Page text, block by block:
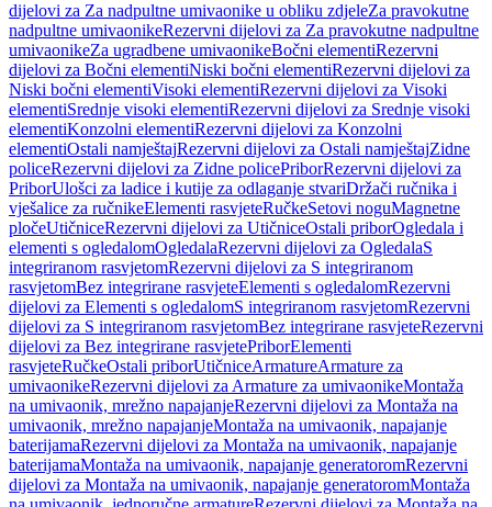
dijelovi za Za nadpultne umivaonike u obliku zdjeleZa pravokutne
nadpultne umivaonikeRezervni dijelovi za Za pravokutne nadpultne
umivaonikeZa ugradbene umivaonikeBočni elementiRezervni
dijelovi za Bočni elementiNiski bočni elementiRezervni dijelovi za
Niski bočni elementiVisoki elementiRezervni dijelovi za Visoki
elementiSrednje visoki elementiRezervni dijelovi za Srednje visoki
elementiKonzolni elementiRezervni dijelovi za Konzolni
elementiOstali namještajRezervni dijelovi za Ostali namještajZidne
policeRezervni dijelovi za Zidne policePriborRezervni dijelovi za
PriborUlošci za ladice i kutije za odlaganje stvariDržači ručnika i
vješalice za ručnikeElementi rasvjeteRučkeSetovi noguMagnetne
pločeUtičniceRezervni dijelovi za UtičniceOstali priborOgledala i
elementi s ogledalomOgledalaRezervni dijelovi za OgledalaS
integriranom rasvjetomRezervni dijelovi za S integriranom
rasvjetomBez integrirane rasvjeteElementi s ogledalomRezervni
dijelovi za Elementi s ogledalomS integriranom rasvjetomRezervni
dijelovi za S integriranom rasvjetomBez integrirane rasvjeteRezervni
dijelovi za Bez integrirane rasvjetePriborElementi
rasvjeteRučkeOstali priborUtičniceArmatureArmature za
umivaonikeRezervni dijelovi za Armature za umivaonikeMontaža
na umivaonik, mrežno napajanjeRezervni dijelovi za Montaža na
umivaonik, mrežno napajanjeMontaža na umivaonik, napajanje
baterijamaRezervni dijelovi za Montaža na umivaonik, napajanje
baterijamaMontaža na umivaonik, napajanje generatoromRezervni
dijelovi za Montaža na umivaonik, napajanje generatoromMontaža